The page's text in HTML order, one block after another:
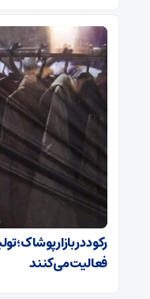
رکود در بازار پوشاک؛
فعالیت می‌کنند